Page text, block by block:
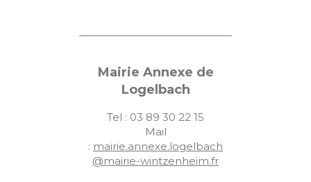
Mairie Annexe de
Logelbach
Tel : 03 89 30 22 15
Mail
: mairie.annexe.logelbach
@mairie-wintzenheim.fr